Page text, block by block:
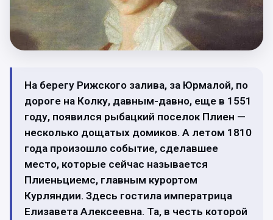
На берегу Рижского залива, за Юрмалой, по
дороге на Колку, давным-давно, еще в 1551
году, появился рыбацкий поселок Плиен —
несколько дощатых домиков. А летом 1810
года произошло событие, сделавшее
место, которые сейчас называется
Плиеньциемс, главным курортом
Курляндии. Здесь гостила императрица
Елизавета Алексеевна. Та, в честь которой